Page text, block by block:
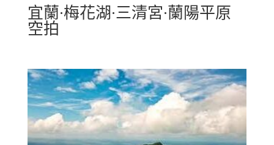
宜蘭·梅花湖·三清宮·蘭陽平原
空拍